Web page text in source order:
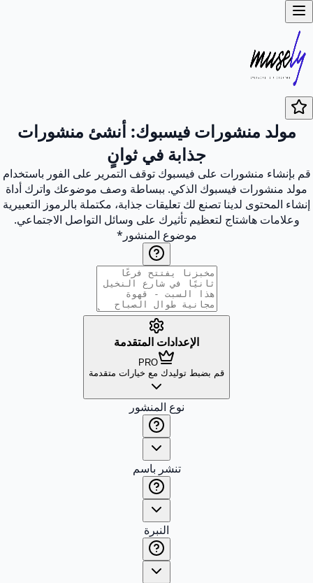
مولد منشورات فيسبوك: أنشئ منشورات
جذابة في ثوانٍ
قم بإنشاء منشورات على فيسبوك توقف التمرير على الفور باستخدام
مولد منشورات فيسبوك الذكي. ببساطة وصف موضوعك واترك أداة
إنشاء المحتوى لدينا تصنع لك تعليقات جذابة، مكتملة بالرموز التعبيرية
وعلامات هاشتاج لتعظيم تأثيرك على وسائل التواصل الاجتماعي.
موضوع المنشور *
الإعدادات المتقدمة
PRO
قم بضبط توليدك مع خيارات متقدمة
نوع المنشور
تنشر باسم
النبرة